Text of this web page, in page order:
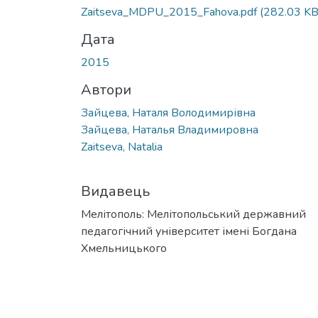
Zaitseva_MDPU_2015_Fahova.pdf(282.03
Дата
2015
Автори
Зайцева, Наталя Володимирівна
Зайцева, Наталья Владимировна
Zaitseva, Natalia
Видавець
Мелітополь: Мелітопольський державний
педагогічний університет імені Богдана
Хмельницького